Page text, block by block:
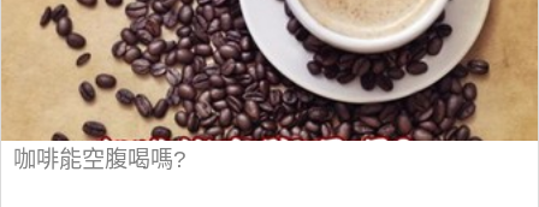
咖啡能空腹喝嗎?